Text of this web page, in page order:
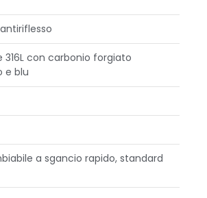
316L con carbonio forgiato
e blu
a sgancio rapido, standard